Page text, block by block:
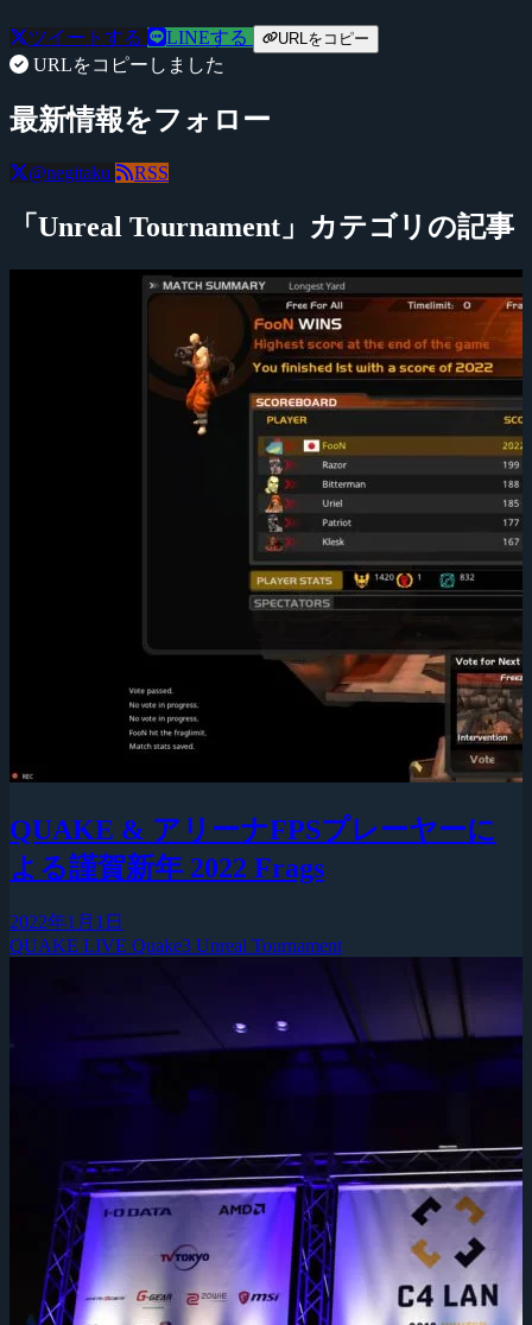
ツイートする LINEする URLをコピー
URLをコピーしました
最新情報をフォロー
@negitaku RSS
「Unreal Tournament」カテゴリの記事
QUAKE & アリーナFPSプレーヤーに
よる謹賀新年 2022 Frags
2022年1月1日
QUAKE LIVE Quake3 Unreal Tournament